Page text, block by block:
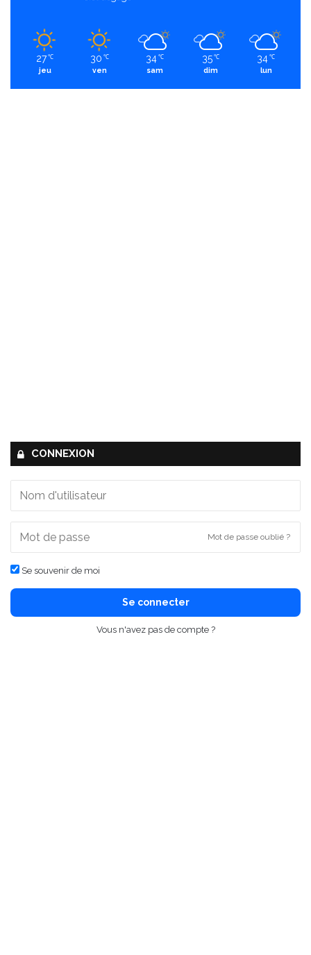
27 ℃
jeu
30 ℃
ven
34 ℃
sam
35 ℃
dim
34 ℃
lun
CONNEXION
Mot de passe oublié ?
Se souvenir de moi
Se connecter
Vous n'avez pas de compte ?